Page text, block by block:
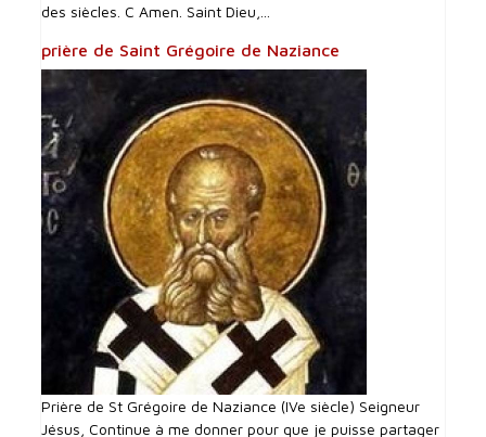
des siècles. C Amen. Saint Dieu,...
prière de Saint Grégoire de Naziance
Prière de St Grégoire de Naziance (IVe siècle) Seigneur
Jésus, Continue à me donner pour que je puisse partager